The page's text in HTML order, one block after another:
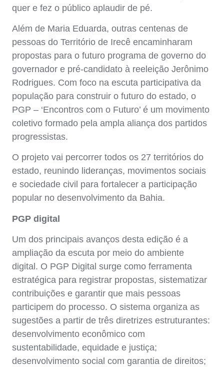
quer e fez o público aplaudir de pé.
Além de Maria Eduarda, outras centenas de
pessoas do Território de Irecê encaminharam
propostas para o futuro programa de governo do
governador e pré-candidato à reeleição Jerônimo
Rodrigues. Com foco na escuta participativa da
população para construir o futuro do estado, o
PGP – ‘Encontros com o Futuro’ é um movimento
coletivo formado pela ampla aliança dos partidos
progressistas.
O projeto vai percorrer todos os 27 territórios do
estado, reunindo lideranças, movimentos sociais
e sociedade civil para fortalecer a participação
popular no desenvolvimento da Bahia.
PGP digital
Um dos principais avanços desta edição é a
ampliação da escuta por meio do ambiente
digital. O PGP Digital surge como ferramenta
estratégica para registrar propostas, sistematizar
contribuições e garantir que mais pessoas
participem do processo. O sistema organiza as
sugestões a partir de três diretrizes estruturantes:
desenvolvimento econômico com
sustentabilidade, equidade e justiça;
desenvolvimento social com garantia de direitos;